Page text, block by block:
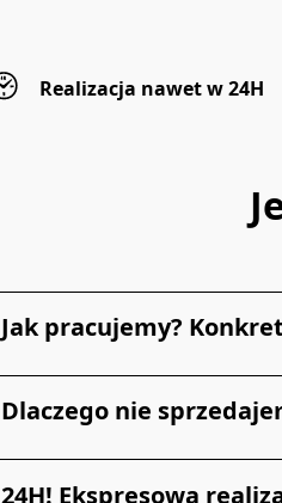
Realizacja nawet w 24H
Jak pracujemy?
Dlaczego nie
24H! Ekspresowa